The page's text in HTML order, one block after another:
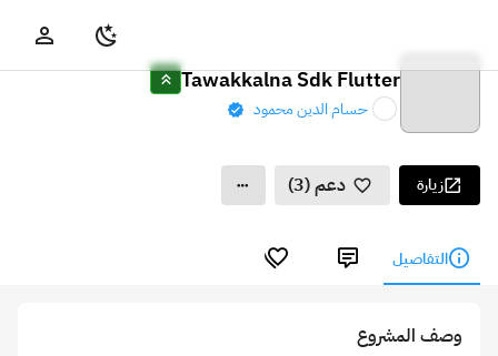
Tawakkalna Sdk Flutter
حسام الدين محمود
زيارة دعم (3)
التفاصيل
وصف المشروع